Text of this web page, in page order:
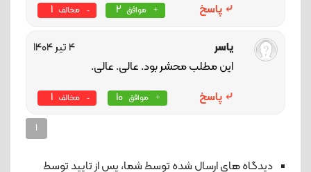
پاسخ
موافق 2 مخالف 1
یاسر
4 تیر 1404
این مطلب محشر بود. عالی. عالی.
پاسخ
موافق 10 مخالف 1
1
دیدگاه های ارسال شده توسط شما، پس از تایید توسط